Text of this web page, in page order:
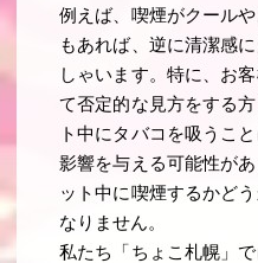
例えば、喫煙がクール
もあれば、逆に清潔感
しゃいます。特に、お
て否定的な見方をする
ト中にタバコを吸うこ
影響を与える可能性が
ット中に喫煙するかど
なりません。
私たち「ちょこ札幌」